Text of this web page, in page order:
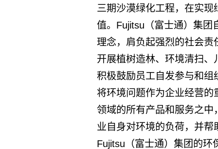
三期沙漠绿化工程，在实
值。Fujitsu（富士通）集团
理念，肩负起强烈的社会
开展植树造林、环境清扫
积极鼓励员工自发参与和
将环境问题作为企业经营
领域的所有产品和服务之
业自身对环境的负荷，并
Fujitsu（富士通）集团的环